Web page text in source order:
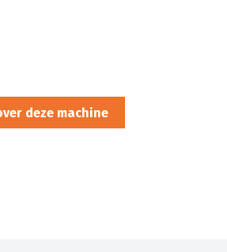
deze machine